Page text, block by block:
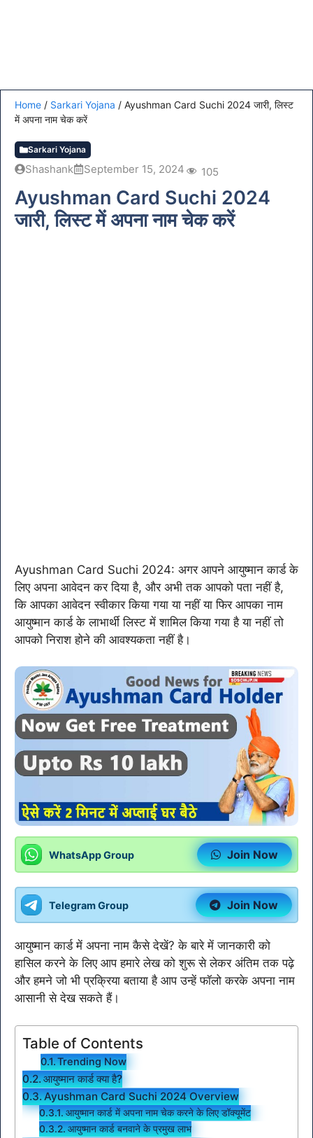
Home / Sarkari Yojana / Ayushman Card Suchi 2024 जारी, लिस्ट
में अपना नाम चेक करें
Sarkari Yojana
Shashank September 15, 2024 105
Ayushman Card Suchi 2024
जारी, लिस्ट में अपना नाम चेक करें
Ayushman Card Suchi 2024: अगर आपने आयुष्मान कार्ड के
लिए अपना आवेदन कर दिया है, और अभी तक आपको पता नहीं है,
कि आपका आवेदन स्वीकार किया गया या नहीं या फिर आपका नाम
आयुष्मान कार्ड के लाभार्थी लिस्ट में शामिल किया गया है या नहीं तो
आपको निराश होने की आवश्यकता नहीं है।
WhatsApp Group Join Now
Telegram Group Join Now
आयुष्मान कार्ड में अपना नाम कैसे देखें? के बारे में जानकारी को
हासिल करने के लिए आप हमारे लेख को शुरू से लेकर अंतिम तक पढ़े
और हमने जो भी प्रक्रिया बताया है आप उन्हें फॉलो करके अपना नाम
आसानी से देख सकते हैं।
Table of Contents
Trending Now
आयुष्मान कार्ड क्या है?
Ayushman Card Suchi 2024 Overview
आयुष्मान कार्ड में अपना नाम चेक करने के लिए डॉक्यूमेंट
आयुष्मान कार्ड बनवाने के प्रमुख लाभ